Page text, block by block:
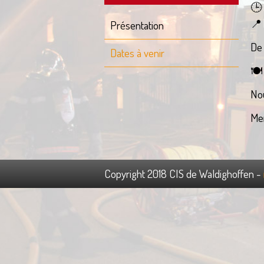
🕒
📍
🍽️
Aller
au
contenu
Présentation
Dates à venir
Copyright 2018 CIS de Waldighoffen -